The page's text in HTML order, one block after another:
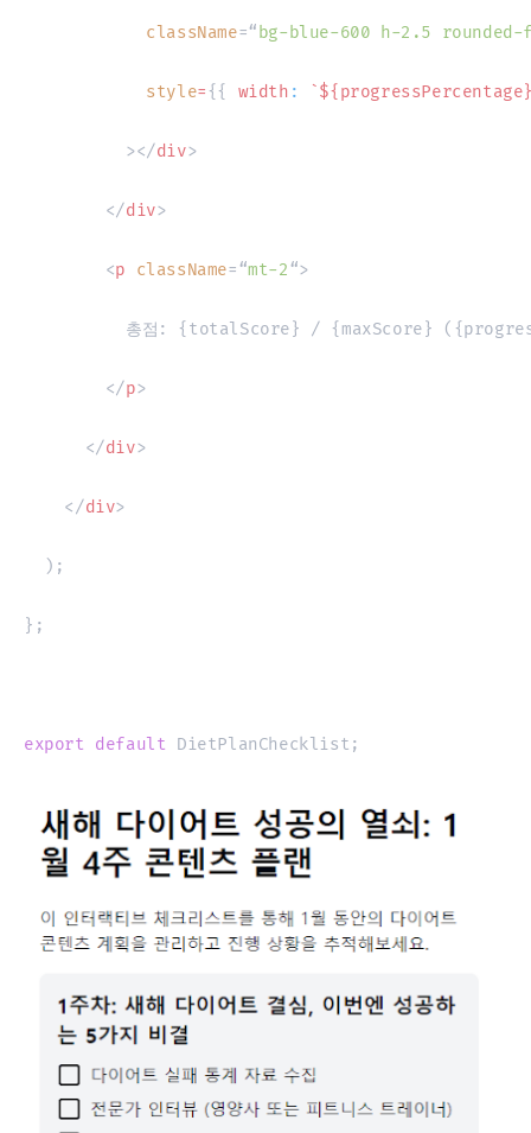
className=“ bg-blue-600 h-2.5
style={ { width : `${ progressPercentage
></div>
</div>
<p className=“mt-2“>
          총점:
{ totalScore } / {maxScore } ( {
</p>
</div>
</div>
) ;
} ;
export default DietPlanChecklist ;